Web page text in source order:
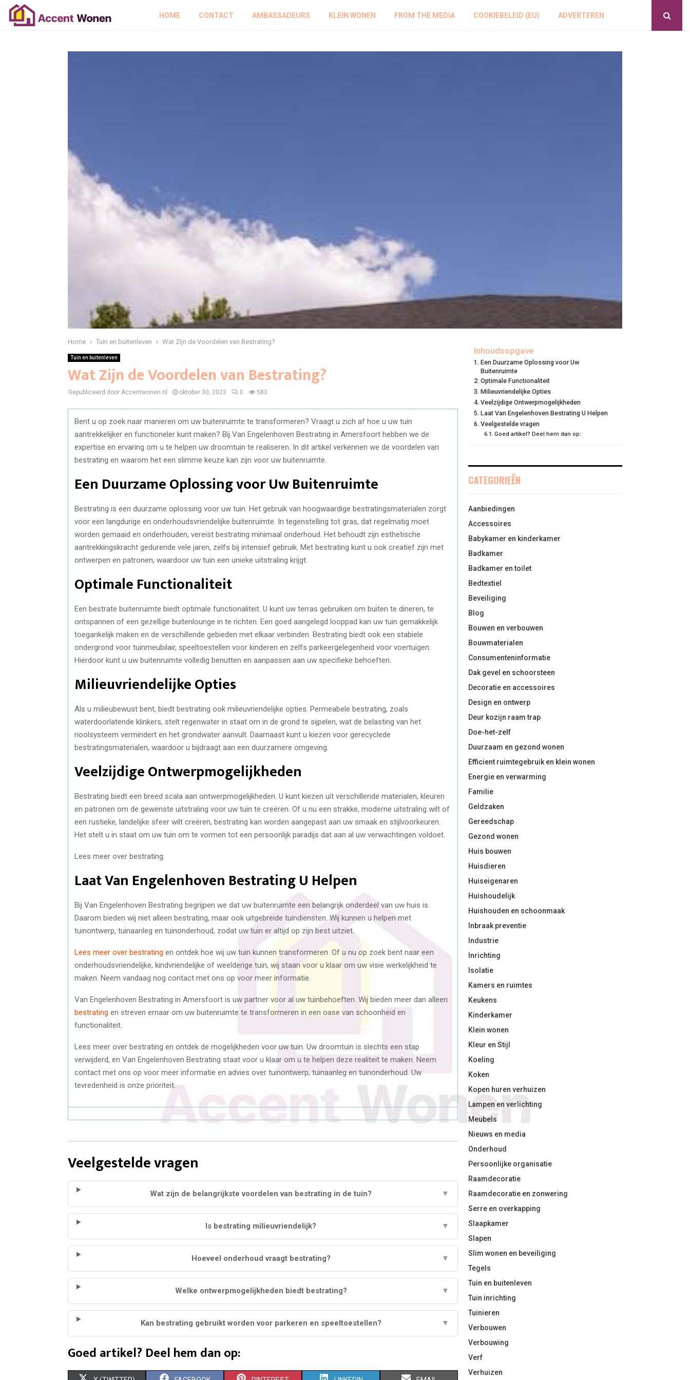
HOME CONTACT AMBASSADEURS KLEIN WONEN FROM THE MEDIA COOKIEBELEID (EU) ADVERTEREN
Home Tuin en buitenleven Wat Zijn de Voordelen van Bestrating?
Tuin en buitenleven
Wat Zijn de Voordelen van Bestrating?
Gepubliceerd door Accentwonen.nl oktober 30, 2023 0 583
Bent u op zoek naar manieren om uw buitenruimte te transformeren? Vraagt u zich af hoe u uw tuin
aantrekkelijker en functioneler kunt maken? Bij Van Engelenhoven Bestrating in Amersfoort hebben we de
expertise en ervaring om u te helpen uw droomtuin te realiseren. In dit artikel verkennen we de voordelen van
bestrating en waarom het een slimme keuze kan zijn voor uw buitenruimte.
Een Duurzame Oplossing voor Uw Buitenruimte
Bestrating is een duurzame oplossing voor uw tuin. Het gebruik van hoogwaardige bestratingsmaterialen zorgt
voor een langdurige en onderhoudsvriendelijke buitenruimte. In tegenstelling tot gras, dat regelmatig moet
worden gemaaid en onderhouden, vereist bestrating minimaal onderhoud. Het behoudt zijn esthetische
aantrekkingskracht gedurende vele jaren, zelfs bij intensief gebruik. Met bestrating kunt u ook creatief zijn met
ontwerpen en patronen, waardoor uw tuin een unieke uitstraling krijgt.
Optimale Functionaliteit
Een bestrate buitenruimte biedt optimale functionaliteit. U kunt uw terras gebruiken om buiten te dineren, te
ontspannen of een gezellige buitenlounge in te richten. Een goed aangelegd looppad kan uw tuin gemakkelijk
toegankelijk maken en de verschillende gebieden met elkaar verbinden. Bestrating biedt ook een stabiele
ondergrond voor tuinmeubilair, speeltoestellen voor kinderen en zelfs parkeergelegenheid voor voertuigen.
Hierdoor kunt u uw buitenruimte volledig benutten en aanpassen aan uw specifieke behoeften.
Milieuvriendelijke Opties
Als u milieubewust bent, biedt bestrating ook milieuvriendelijke opties. Permeabele bestrating, zoals
waterdoorlatende klinkers, stelt regenwater in staat om in de grond te sijpelen, wat de belasting van het
rioolsysteem vermindert en het grondwater aanvult. Daarnaast kunt u kiezen voor gerecyclede
bestratingsmaterialen, waardoor u bijdraagt aan een duurzamere omgeving.
Veelzijdige Ontwerpmogelijkheden
Bestrating biedt een breed scala aan ontwerpmogelijkheden. U kunt kiezen uit verschillende materialen, kleuren
en patronen om de gewenste uitstraling voor uw tuin te creëren. Of u nu een strakke, moderne uitstraling wilt of
een rustieke, landelijke sfeer wilt creëren, bestrating kan worden aangepast aan uw smaak en stijlvoorkeuren.
Het stelt u in staat om uw tuin om te vormen tot een persoonlijk paradijs dat aan al uw verwachtingen voldoet.
Lees meer over bestrating.
Laat Van Engelenhoven Bestrating U Helpen
Bij Van Engelenhoven Bestrating begrijpen we dat uw buitenruimte een belangrijk onderdeel van uw huis is.
Daarom bieden wij niet alleen bestrating, maar ook uitgebreide tuindiensten. Wij kunnen u helpen met
tuinontwerp, tuinaanleg en tuinonderhoud, zodat uw tuin er altijd op zijn best uitziet.
Lees meer over bestrating en ontdek hoe wij uw tuin kunnen transformeren. Of u nu op zoek bent naar een
onderhoudsvriendelijke, kindvriendelijke of weelderige tuin, wij staan voor u klaar om uw visie werkelijkheid te
maken. Neem vandaag nog contact met ons op voor meer informatie.
Van Engelenhoven Bestrating in Amersfoort is uw partner voor al uw tuinbehoeften. Wij bieden meer dan alleen
bestrating en streven ernaar om uw buitenruimte te transformeren in een oase van schoonheid en
functionaliteit.
Lees meer over bestrating en ontdek de mogelijkheden voor uw tuin. Uw droomtuin is slechts een stap
verwijderd, en Van Engelenhoven Bestrating staat voor u klaar om u te helpen deze realiteit te maken. Neem
contact met ons op voor meer informatie en advies over tuinontwerp, tuinaanleg en tuinonderhoud. Uw
tevredenheid is onze prioriteit.
Veelgestelde vragen
Wat zijn de belangrijkste voordelen van bestrating in de tuin? ▼
Is bestrating milieuvriendelijk? ▼
Hoeveel onderhoud vraagt bestrating? ▼
Welke ontwerpmogelijkheden biedt bestrating? ▼
Kan bestrating gebruikt worden voor parkeren en speeltoestellen? ▼
Goed artikel? Deel hem dan op:
Inhoudsopgave
Een Duurzame Oplossing voor Uw
Buitenruimte
Optimale Functionaliteit
Milieuvriendelijke Opties
Veelzijdige Ontwerpmogelijkheden
Laat Van Engelenhoven Bestrating U Helpen
Veelgestelde vragen
Goed artikel? Deel hem dan op:
CATEGORIEËN
Aanbiedingen
Accessoires
Babykamer en kinderkamer
Badkamer
Badkamer en toilet
Bedtextiel
Beveiliging
Blog
Bouwen en verbouwen
Bouwmaterialen
Consumenteninformatie
Dak gevel en schoorsteen
Decoratie en accessoires
Design en ontwerp
Deur kozijn raam trap
Doe-het-zelf
Duurzaam en gezond wonen
Efficient ruimtegebruik en klein wonen
Energie en verwarming
Familie
Geldzaken
Gereedschap
Gezond wonen
Huis bouwen
Huisdieren
Huiseigenaren
Huishoudelijk
Huishouden en schoonmaak
Inbraak preventie
Industrie
Inrichting
Isolatie
Kamers en ruimtes
Keukens
Kinderkamer
Klein wonen
Kleur en Stijl
Koeling
Koken
Kopen huren verhuizen
Lampen en verlichting
Meubels
Nieuws en media
Onderhoud
Persoonlijke organisatie
Raamdecoratie
Raamdecoratie en zonwering
Serre en overkapping
Slaapkamer
Slapen
Slim wonen en beveiliging
Tegels
Tuin en buitenleven
Tuin inrichting
Tuinieren
Verbouwen
Verbouwing
Verf
Verhuizen